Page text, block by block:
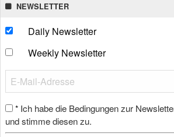
NEWSLETTER
Daily Newsletter
Weekly Newsletter
* Ich habe die Bedingungen zur
und stimme diesen zu.